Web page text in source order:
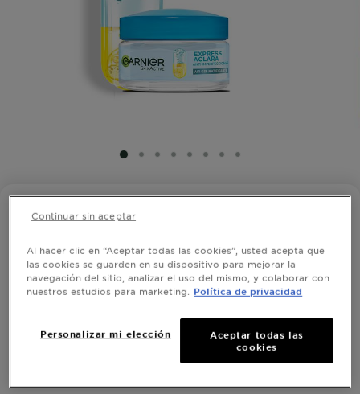
SLIDE 1
SLIDE 2
SLIDE 3
SLIDE 4
SLIDE 5
SLIDE 6
SLIDE 7
SLIDE 8
Aclara Anti Imperfecciones 50ml
0,0/5 (0 Reseñas)
Garnier Express Aclara Anti Imperfecciones Air Gel
Matificante. 4% [Ácido Salicilico + Niacinamida +
Vitamina C*]. Ayuda a reducir visiblemente las
VER MÁS
Al hacer clic en “Aceptar todas las cookies”, usted acepta que
las cookies se guarden en su dispositivo para mejorar la
navegación del sitio, analizar el uso del mismo, y colaborar con
nuestros estudios para marketing.
Política de privacidad
Personalizar mi elección
Aceptar todas las
cookies
Continuar sin aceptar